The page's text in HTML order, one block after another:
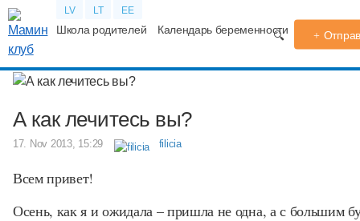
LV LT EE
Школа родителей Календарь беременности Форум
А как лечитесь вы?
17. Nov 2013, 15:29 filicia
Всем привет!
Осень, как я и ожидала – пришла не одна, а с большим